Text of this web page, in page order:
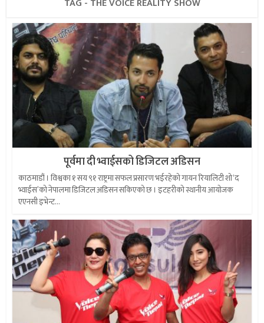
पूर्वमा दी भ्वाईसको डिजिटल अडिसन
काठमाडौं । विश्वका १ सय ९१ राष्ट्रमा सफल प्रसारण भईरहेको गायन रियालिटी शो ‘द
भ्वाईस’को नेपालमा डिजिटल अडिसन सकिएको छ । इटहरीको स्थानीय आयोजक
एएनसी इभेन्ट...